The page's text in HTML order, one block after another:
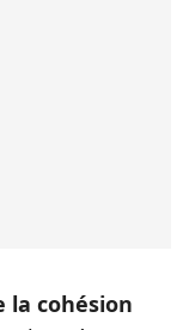
la cohésion